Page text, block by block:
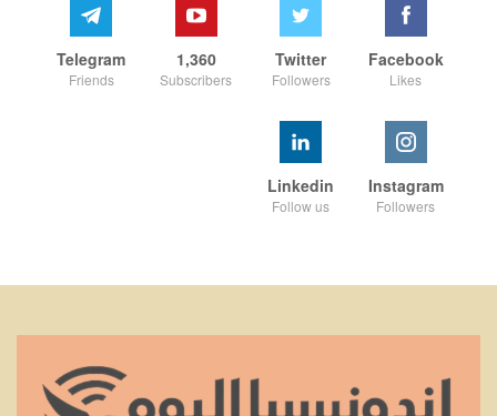
Facebook
Likes
Twitter
Followers
1,360
Subscribers
Telegram
Friends
Instagram
Followers
Linkedin
Follow us